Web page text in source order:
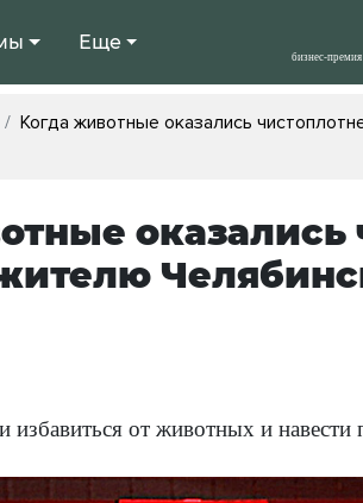
Еще
Когда животные оказались
оказались
от животных и навести